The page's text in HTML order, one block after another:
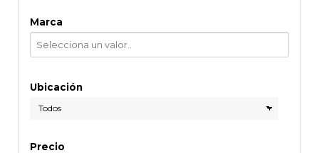
Marca
Ubicación
Precio